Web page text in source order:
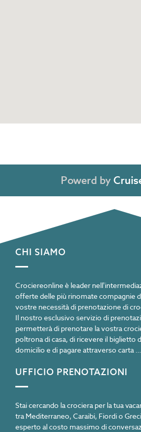
Powerd by
CHI SIAMO
Crociereonline è leader
offerte delle più rinomate compagnie
vostre necessità di prenotazione di
Il nostro esclusivo servizio di
permetterà di prenotare la vostra
poltrona di casa, di ricevere il biglietto
domicilio e di pagare attraverso carta …
UFFICIO PRENOTAZIONI
Stai cercando la crociera per la tua
tra Mediterraneo, Caraibi, Fiordi o
esperto al costo massimo di